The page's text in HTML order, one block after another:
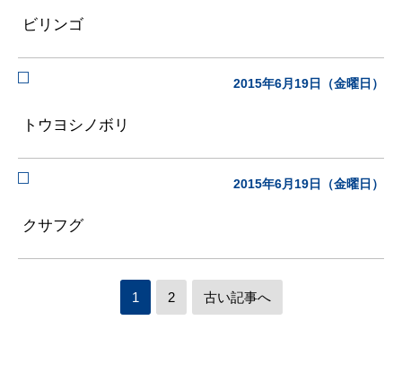
ビリンゴ
2015年6月19日（金曜日）
トウヨシノボリ
2015年6月19日（金曜日）
クサフグ
1 2 古い記事へ